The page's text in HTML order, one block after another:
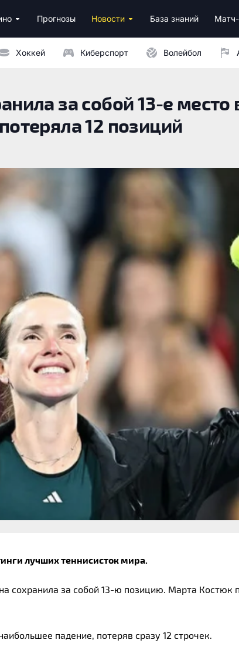
Прогнозы Новости База знаний
Хоккей Киберспорт Волейбол
за собой 13-е место
12 позиций
лучших теннисисток мира.
сохранила за собой 13-ю позицию. Марта Костюк
падение, потеряв сразу 12 строчек.